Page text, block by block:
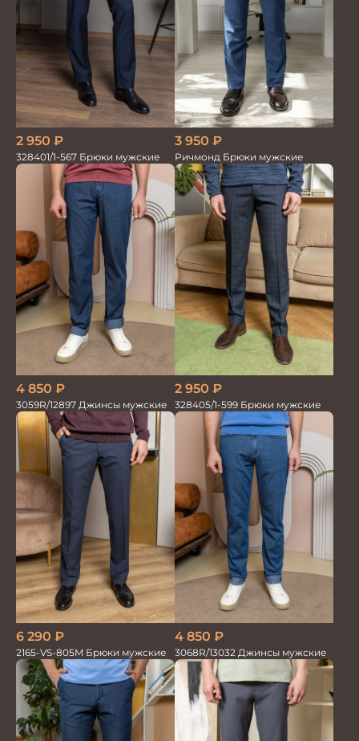
2 950 ₽
328401/1-567 Брюки мужские
3 950 ₽
Ричмонд Брюки мужские
4 850 ₽
3059R/12897 Джинсы мужские
2 950 ₽
328405/1-599 Брюки мужские
6 290 ₽
2165-VS-805M Брюки мужские
4 850 ₽
3068R/13032 Джинсы мужские